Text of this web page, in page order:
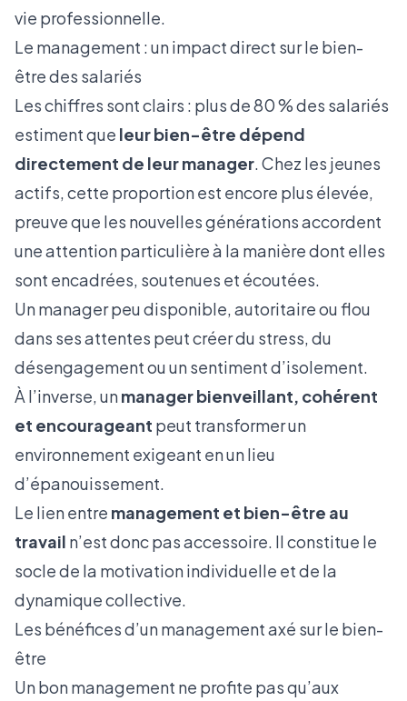
vie professionnelle.
Le management : un impact direct sur le bien-
être des salariés
Les chiffres sont clairs : plus de 80 % des salariés
estiment que leur bien-être dépend
directement de leur manager. Chez les jeunes
actifs, cette proportion est encore plus élevée,
preuve que les nouvelles générations accordent
une attention particulière à la manière dont elles
sont encadrées, soutenues et écoutées.
Un manager peu disponible, autoritaire ou flou
dans ses attentes peut créer du stress, du
désengagement ou un sentiment d’isolement.
À l’inverse, unmanager bienveillant, cohérent
et encourageant peut transformer un
environnement exigeant en un lieu
d’épanouissement.
Le lien entre management et bien-être au
travail n’est donc pas accessoire. Il constitue le
socle de la motivation individuelle et de la
dynamique collective.
Les bénéfices d’un management axé sur le bien-
être
Un bon management ne profite pas qu’aux